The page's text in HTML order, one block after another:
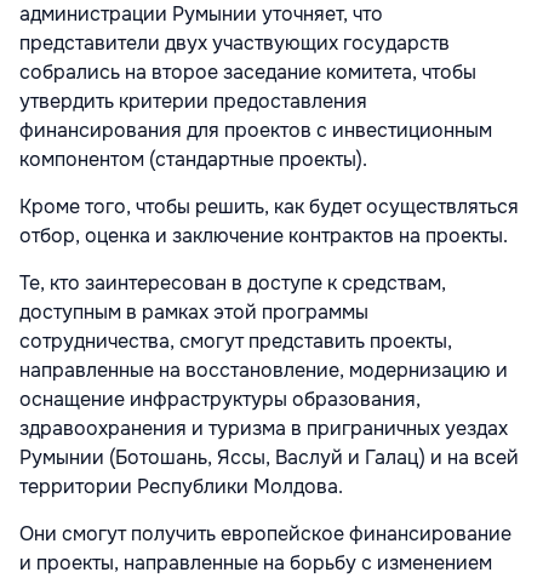
администрации Румынии уточняет, что
представители двух участвующих государств
собрались на второе заседание комитета, чтобы
утвердить критерии предоставления
финансирования для проектов с инвестиционным
компонентом (стандартные проекты).
Кроме того, чтобы решить, как будет осуществляться
отбор, оценка и заключение контрактов на проекты.
Те, кто заинтересован в доступе к средствам,
доступным в рамках этой программы
сотрудничества, смогут представить проекты,
направленные на восстановление, модернизацию и
оснащение инфраструктуры образования,
здравоохранения и туризма в приграничных уездах
Румынии (Ботошань, Яссы, Васлуй и Галац) и на всей
территории Республики Молдова.
Они смогут получить европейское финансирование
и проекты, направленные на борьбу с изменением